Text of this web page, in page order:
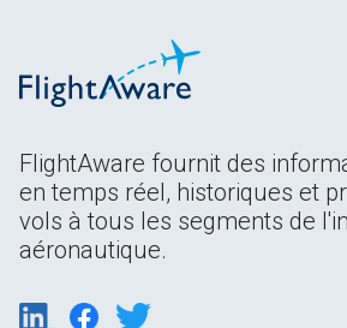
FlightAware fournit des
en temps réel, historiques et
vols à tous les segments de
aéronautique.